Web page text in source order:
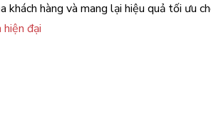
khách hàng và mang lại hiệu quả tối ưu
hiện đại